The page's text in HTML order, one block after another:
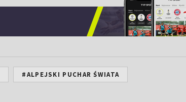
#ALPEJSKI PUCHAR ŚWIATA